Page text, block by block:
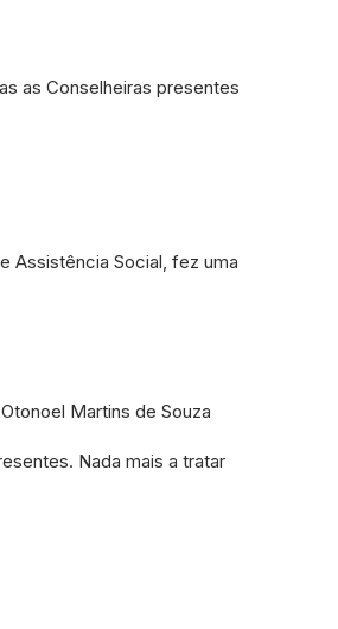
as Conselheiras presentes
Assistência Social, fez uma
Martins de Souza
Nada mais a tratar